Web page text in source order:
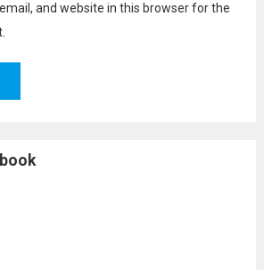
and website in this browser for the